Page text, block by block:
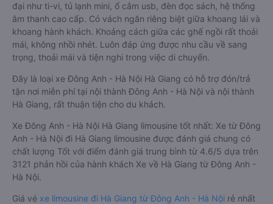
đại như ti-vi, tủ lạnh mini, ổ cắm usb, đèn đọc sách, hệ thống
âm thanh cao cấp. Có vách ngăn riêng biệt giữa khoang lái và
khoang hành khách. Khoảng cách giữa các ghế ngồi rất thoải
mái, không nhồi nhét. Luôn đáp ứng được nhu cầu về sang
trọng, thoải mái và tiện nghi trong việc di chuyển.
Đây là loại xe Đông Anh - Hà Nội Hà Giang có hỗ trợ đón/trả
tận nơi miễn phí tại nội thành Đông Anh - Hà Nội và nội thành
Hà Giang, rất thuận tiện cho du khách.
Xe Đông Anh - Hà Nội Hà Giang limousine tốt nhất: Xe từ Đông
Anh - Hà Nội đi Hà Giang limousine được đánh giá chung có
chất lượng Tốt với điểm đánh giá trung bình từ 4.6/5 dựa trên
3121 phản hồi của hành khách Xe về Hà Giang từ Đông Anh -
Hà Nội.
Giá vé xe limousine đi Hà Giang từ Đông Anh - Hà Nội rẻ nhất